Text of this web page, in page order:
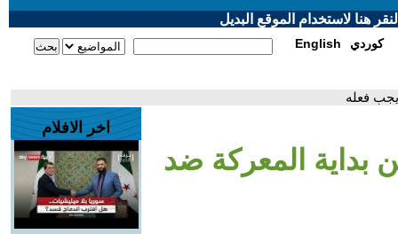
هنا لاستخدام الموقع البديل
English كوردي
يجب فعله
بداية المعركة ضد
اخر الافلام